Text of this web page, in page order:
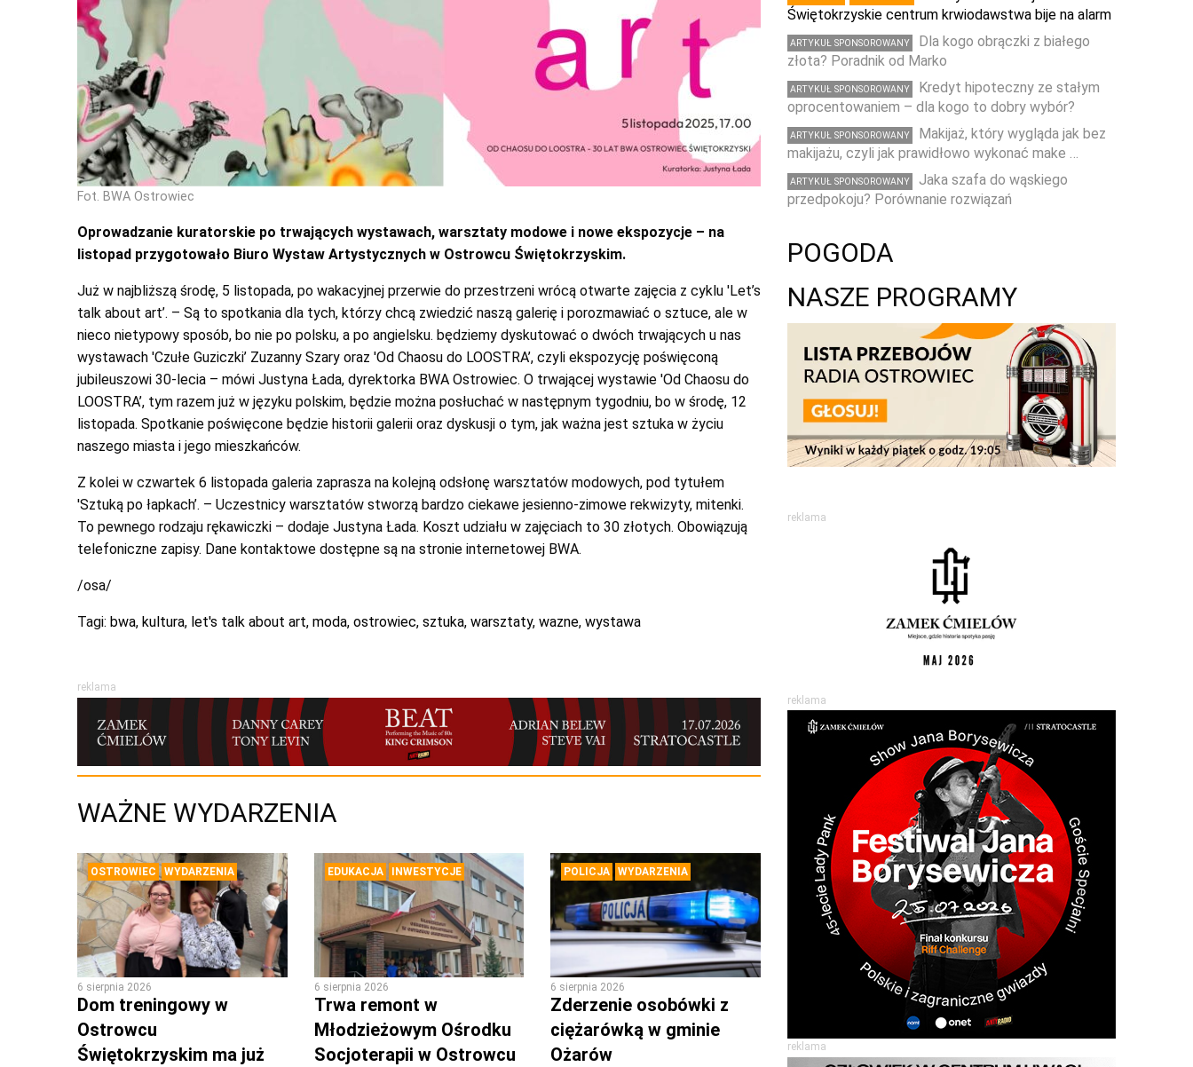
Fot. BWA Ostrowiec
Oprowadzanie kuratorskie po trwających wystawach, warsztaty modowe i nowe ekspozycje – na
listopad przygotowało Biuro Wystaw Artystycznych w Ostrowcu Świętokrzyskim.
Już w najbliższą środę, 5 listopada, po wakacyjnej przerwie do przestrzeni wrócą otwarte zajęcia z cyklu 'Let’s
talk about art’. – Są to spotkania dla tych, którzy chcą zwiedzić naszą galerię i porozmawiać o sztuce, ale w
nieco nietypowy sposób, bo nie po polsku, a po angielsku. będziemy dyskutować o dwóch trwających u nas
wystawach 'Czułe Guziczki’ Zuzanny Szary oraz 'Od Chaosu do LOOSTRA’, czyli ekspozycję poświęconą
jubileuszowi 30-lecia – mówi Justyna Łada, dyrektorka BWA Ostrowiec. O trwającej wystawie 'Od Chaosu do
LOOSTRA’, tym razem już w języku polskim, będzie można posłuchać w następnym tygodniu, bo w środę, 12
listopada. Spotkanie poświęcone będzie historii galerii oraz dyskusji o tym, jak ważna jest sztuka w życiu
naszego miasta i jego mieszkańców.
Z kolei w czwartek 6 listopada galeria zaprasza na kolejną odsłonę warsztatów modowych, pod tytułem
'Sztuką po łapkach’. – Uczestnicy warsztatów stworzą bardzo ciekawe jesienno-zimowe rekwizyty, mitenki.
To pewnego rodzaju rękawiczki – dodaje Justyna Łada. Koszt udziału w zajęciach to 30 złotych. Obowiązują
telefoniczne zapisy. Dane kontaktowe dostępne są na stronie internetowej BWA.
/osa/
Tagi: bwa, kultura, let's talk about art, moda, ostrowiec, sztuka, warsztaty, wazne, wystawa
reklama
WAŻNE WYDARZENIA
OSTROWIEC WYDARZENIA
6 sierpnia 2026
Dom treningowy w
Ostrowcu
Świętokrzyskim ma już
EDUKACJA INWESTYCJE
6 sierpnia 2026
Trwa remont w
Młodzieżowym Ośrodku
Socjoterapii w Ostrowcu
POLICJA WYDARZENIA
6 sierpnia 2026
Zderzenie osobówki z
ciężarówką w gminie
Ożarów
Świętokrzyskie centrum krwiodawstwa bije na alarm
ARTYKUŁ SPONSOROWANY
Dla kogo obrączki z białego
złota? Poradnik od Marko
ARTYKUŁ SPONSOROWANY
Kredyt hipoteczny ze stałym
oprocentowaniem – dla kogo to dobry wybór?
ARTYKUŁ SPONSOROWANY
Makijaż, który wygląda jak bez
makijażu, czyli jak prawidłowo wykonać make …
ARTYKUŁ SPONSOROWANY
Jaka szafa do wąskiego
przedpokoju? Porównanie rozwiązań
POGODA
NASZE PROGRAMY
reklama
reklama
reklama